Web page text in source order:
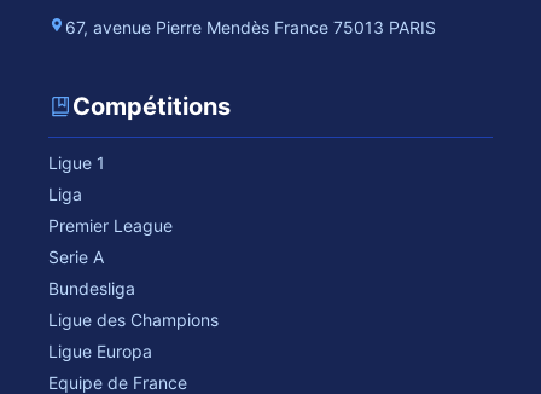
67, avenue Pierre Mendès France 75013 PARIS
Compétitions
Ligue 1
Liga
Premier League
Serie A
Bundesliga
Ligue des Champions
Ligue Europa
Equipe de France